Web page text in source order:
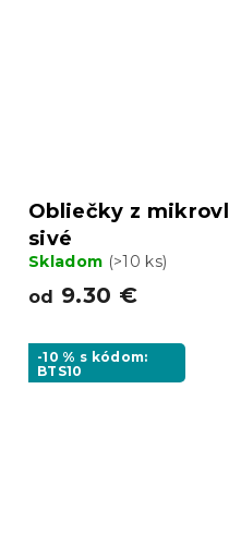
Obliečky z
sivé
Skladom (>10 ks)
od 9.30 €
-10 % s kódom:
BTS10